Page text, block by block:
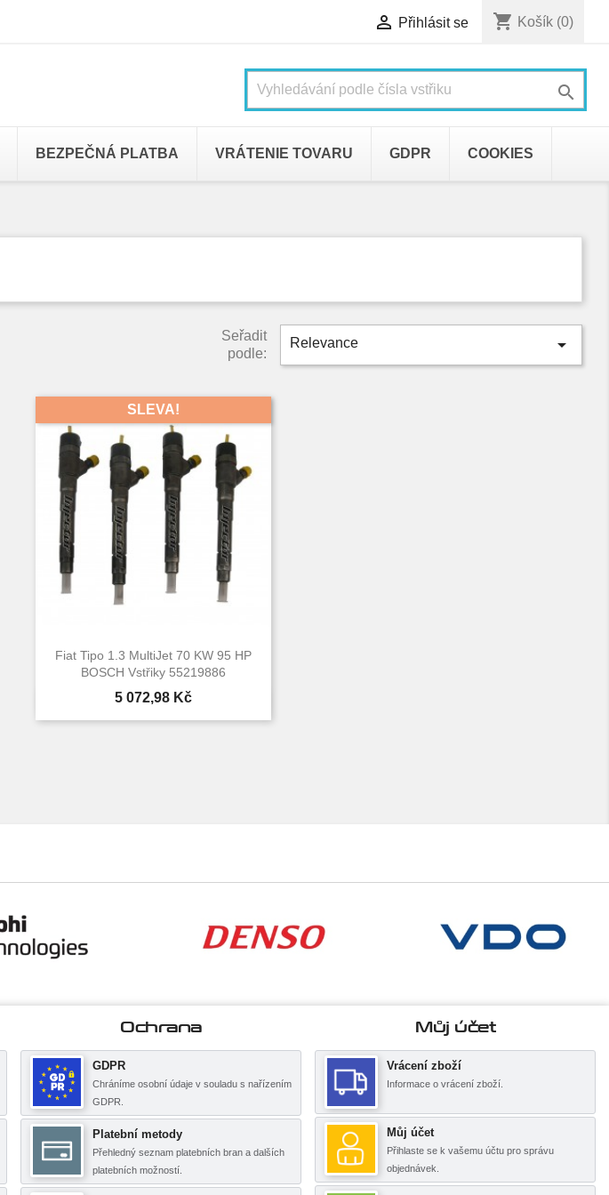
 Přihlásit se shopping_cart Košík (0)

BEZPEČNÁ PLATBA VRÁTENIE TOVARU GDPR COOKIES
Seřadit
podle:
Relevance 
Fiat Tipo 1.3 MultiJet 70 KW 95 HP
BOSCH Vstřiky 55219886
Cena
5 072,98 Kč
SLEVA!
 Rychlý náhled
Ochrana
GDPR
Chráníme osobní údaje v souladu s nařízením
GDPR.
Platební metody
Přehledný seznam platebních bran a dalších
platebních možností.
Můj účet
Vrácení zboží
Informace o vrácení zboží.
Můj účet
Přihlaste se k vašemu účtu pro správu
objednávek.